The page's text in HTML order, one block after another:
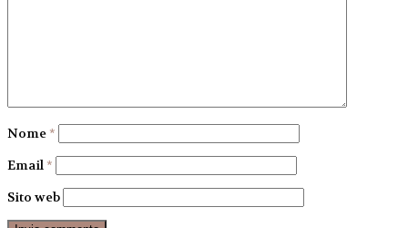
Nome *
Email *
Sito web